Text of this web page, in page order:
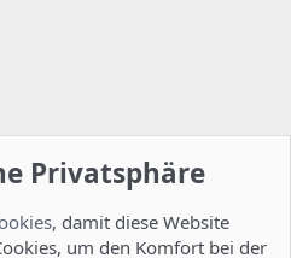
Privatsphäre
, damit diese Website
um den Komfort bei der